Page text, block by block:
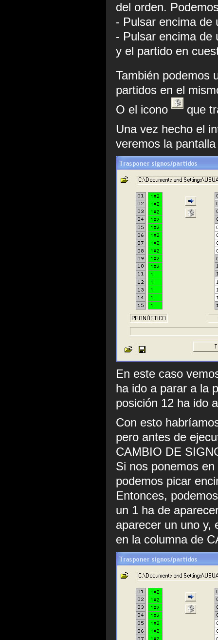
del orden.
- Pulsar encima de
- Pulsar encima de
y el partido en
También podemos
partidos en el
O el icono
que
Una vez hecho el
veremos la
En este caso
ha ido a parar a la
posición 12 ha ido
Con esto
pero antes de
CAMBIO DE
Si nos ponemos
podemos picar
Entonces,
un 1 ha de
aparecer un uno y,
en la columna de